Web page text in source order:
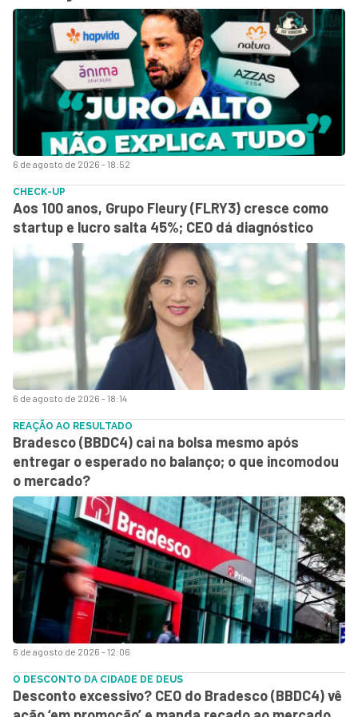
6 de agosto de 2026 - 18:52
6 de agosto de 2026 - 18:14
CHECK-UP
Aos 100 anos, Grupo Fleury (FLRY3) cresce como
startup e lucro salta 45%; CEO dá diagnóstico
6 de agosto de 2026 - 12:06
REAÇÃO AO RESULTADO
Bradesco (BBDC4) cai na bolsa mesmo após
entregar o esperado no balanço; o que incomodou
o mercado?
O DESCONTO DA CIDADE DE DEUS
Desconto excessivo? CEO do Bradesco (BBDC4) vê